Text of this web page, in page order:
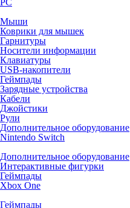
PC
Мыши
Коврики для мышек
Гарнитуры
Носители информации
Клавиатуры
USB-накопители
Геймпады
Зарядные устройства
Кабели
Джойстики
Рули
Дополнительное оборудование
Nintendo Switch
Дополнительное оборудование
Интерактивные фигурки
Геймпады
Xbox One
Геймпады